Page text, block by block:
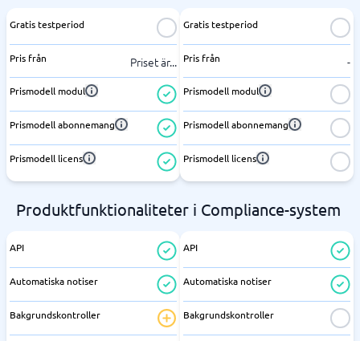
Gratis testperiod
Pris från Priset är...
Prismodell modul
Prismodell abonnemang
Prismodell licens
Gratis testperiod
Pris från -
Prismodell modul
Prismodell abonnemang
Prismodell licens
Produktfunktionaliteter i Compliance-system
API
Automatiska notiser
Bakgrundskontroller
API
Automatiska notiser
Bakgrundskontroller